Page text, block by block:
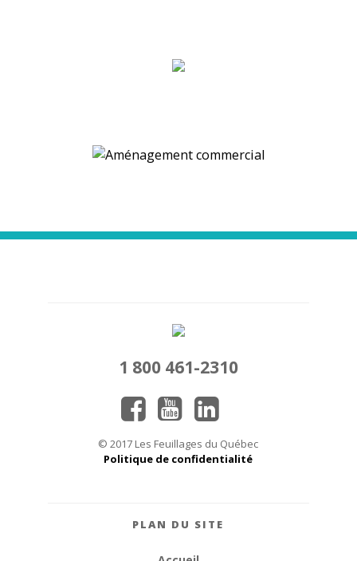
1 800 461-2310
© 2017 Les Feuillages du Québec
Politique de confidentialité
PLAN DU SITE